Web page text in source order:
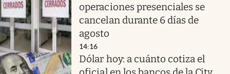
operaciones presenciales se
cancelan durante 6 días de
agosto
14:16
Dólar hoy: a cuánto cotiza el